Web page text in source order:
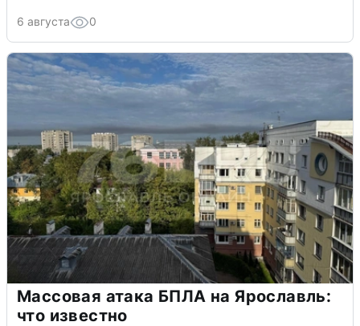
6 августа 0
Массовая атака БПЛА на Ярославль:
что известно